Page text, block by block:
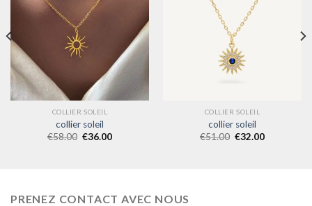
COLLIER SOLEIL
collier soleil
€58.00 €36.00
COLLIER SOLEIL
collier soleil
€51.00 €32.00
PRENEZ CONTACT AVEC NOUS